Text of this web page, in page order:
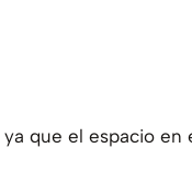
que el espacio en